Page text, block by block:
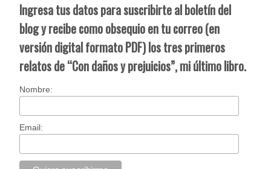
Ingresa tus datos para suscribirte al boletín del
blog y recibe como obsequio en tu correo (en
versión digital formato PDF) los tres primeros
relatos de “Con daños y prejuicios”, mi último libro.
Nombre:
Email: